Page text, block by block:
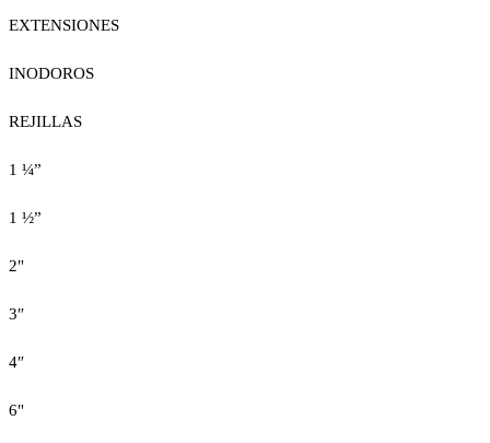
EXTENSIONES
INODOROS
REJILLAS
1 ¼”
1 ½”
2"
3″
4″
6"